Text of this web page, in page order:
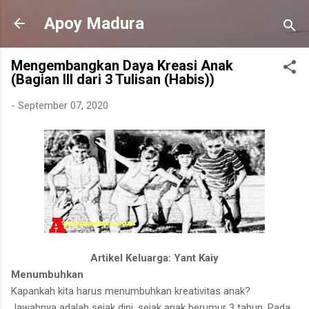
Langsung ke konten utama
Apoy Madura
Mengembangkan Daya Kreasi Anak
(Bagian III dari 3 Tulisan (Habis))
- September 07, 2020
Artikel Keluarga: Yant Kaiy
Menumbuhkan
Kapankah kita harus menumbuhkan kreativitas anak?